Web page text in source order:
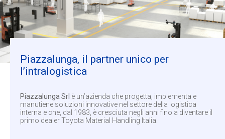
Piazzalunga, il partner unico per
l’intralogistica
Piazzalunga Srl è un’azienda che progetta, implementa e
manutiene soluzioni innovative nel settore della logistica
interna e che, dal 1983, è cresciuta negli anni fino a diventare il
primo dealer Toyota Material Handling Italia.